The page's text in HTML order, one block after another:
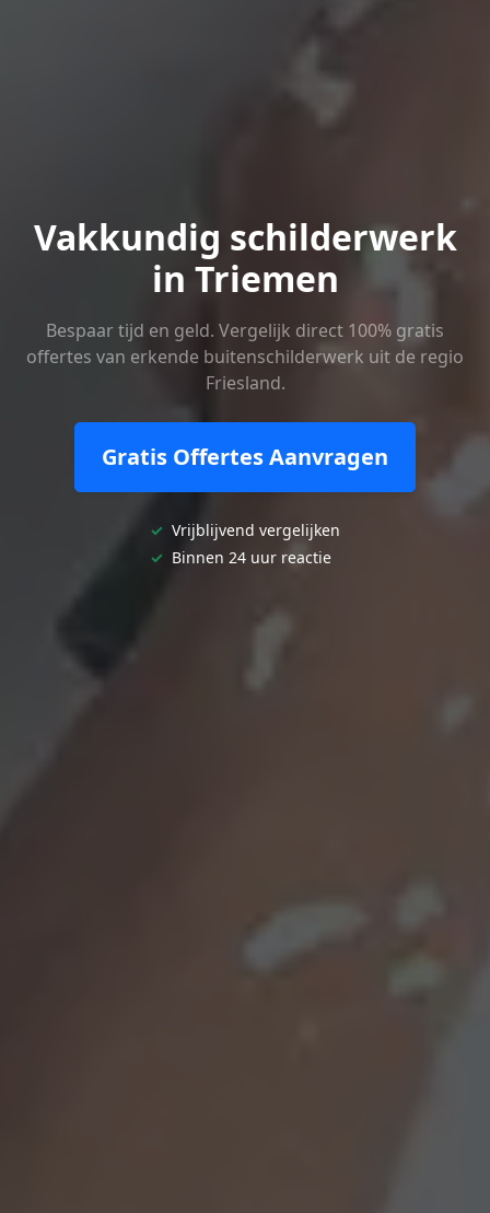
Vakkundig schilderwerk
in Triemen
Bespaar tijd en geld. Vergelijk direct 100% gratis
offertes van erkende buitenschilderwerk uit de regio
Friesland.
Gratis Offertes Aanvragen
✓ Vrijblijvend vergelijken
✓ Binnen 24 uur reactie